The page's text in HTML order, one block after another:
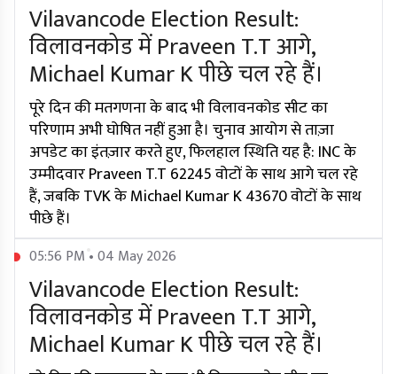
Vilavancode Election Result:
विलावनकोड में Praveen T.T आगे,
Michael Kumar K पीछे चल रहे हैं।
पूरे दिन की मतगणना के बाद भी विलावनकोड सीट का
परिणाम अभी घोषित नहीं हुआ है। चुनाव आयोग से ताज़ा
अपडेट का इंतज़ार करते हुए, फिलहाल स्थिति यह है: INC के
उम्मीदवार Praveen T.T 62245 वोटों के साथ आगे चल रहे
हैं, जबकि TVK के Michael Kumar K 43670 वोटों के साथ
पीछे हैं।
05:56 PM • 04 May 2026
Vilavancode Election Result:
विलावनकोड में Praveen T.T आगे,
Michael Kumar K पीछे चल रहे हैं।